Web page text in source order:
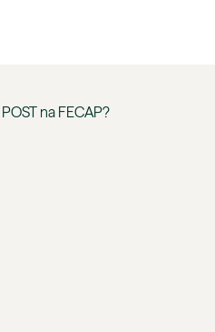
POST na FECAP?